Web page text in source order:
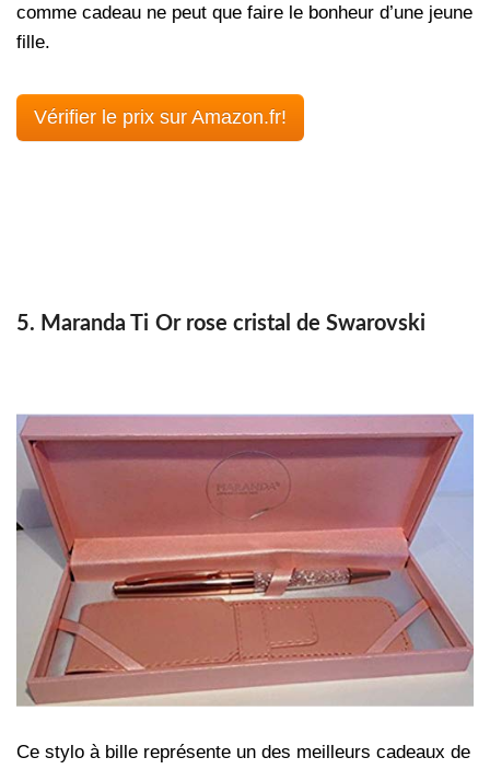
comme cadeau ne peut que faire le bonheur d’une jeune
fille.
Vérifier le prix sur Amazon.fr!
5. Maranda Ti Or rose cristal de Swarovski
Ce stylo à bille représente un des meilleurs cadeaux de